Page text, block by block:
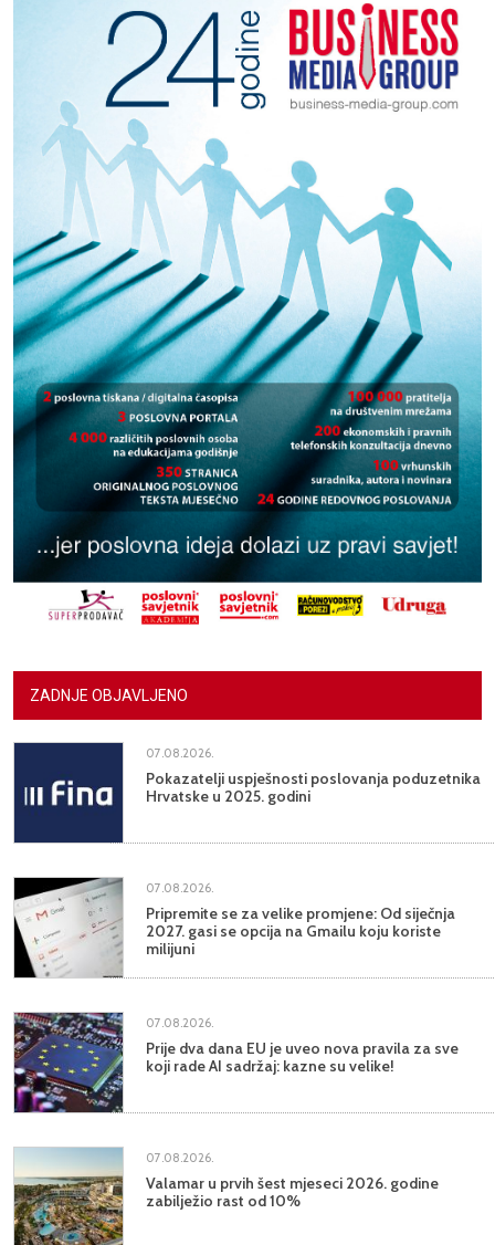
ZADNJE OBJAVLJENO
07.08.2026.
Pokazatelji uspješnosti poslovanja poduzetnika
Hrvatske u 2025. godini
07.08.2026.
Pripremite se za velike promjene: Od siječnja
2027. gasi se opcija na Gmailu koju koriste
milijuni
07.08.2026.
Prije dva dana EU je uveo nova pravila za sve
koji rade AI sadržaj: kazne su velike!
07.08.2026.
Valamar u prvih šest mjeseci 2026. godine
zabilježio rast od 10%